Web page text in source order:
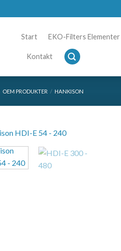
Start EKO-Filters Elementer
Kontakt
OEM PRODUKTER / HANKISON